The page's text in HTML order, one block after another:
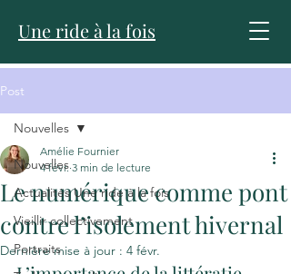
Une ride à la fois
Post
Nouvelles
Actualités Une ride à la fois
Vieillir collectivement
Portraits
Nouvelles
Le numérique comme pont
contre l’isolement hivernal
Amélie Fournier
4 févr. 3 min de lecture
Dernière mise à jour : 4 févr.